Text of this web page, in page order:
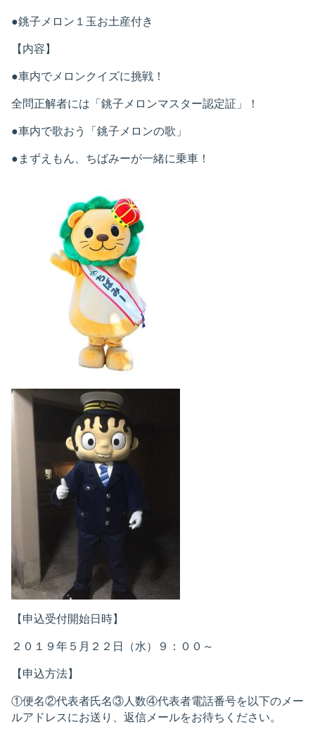
●銚子メロン１玉お土産付き
【内容】
●車内でメロンクイズに挑戦！
全問正解者には「銚子メロンマスター認定証」！
●車内で歌おう「銚子メロンの歌」
●まずえもん、ちばみーが一緒に乗車！
【申込受付開始日時】
２０１９年５月２２日（水）９：００～
【申込方法】
①便名②代表者氏名③人数④代表者電話番号を以下のメー
ルアドレスにお送り、返信メールをお待ちください。